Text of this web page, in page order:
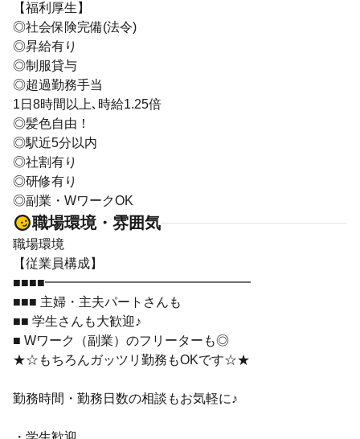
【福利厚生】
◎社会保険完備(法令)
◎昇給有り
◎制服貸与
◎超過勤務手当
1日8時間以上､時給1.25倍
◎髪色自由！
◎駅近5分以内
◎社割有り
◎研修有り
◎副業・WワークOK
職場環境・雰囲気
職場環境
【従業員構成】
■■■■━━━━━━━━━━━━━━━━
■■■ 主婦・主夫パートさんも
■■ 学生さんも大歓迎♪
■ Wワーク（副業）のフリーターも◎
★☆もちろんガッツリ勤務もOKです☆★
勤務時間・勤務日数の相談もお気軽に♪